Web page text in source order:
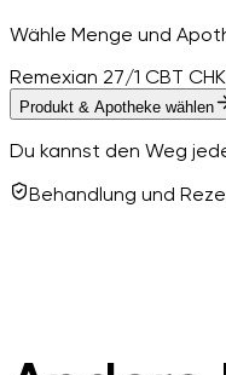
Wähle Menge und
Remexian 27/1 CBT
Produkt & Apotheke wählen
Du kannst den Weg
Behandlung und